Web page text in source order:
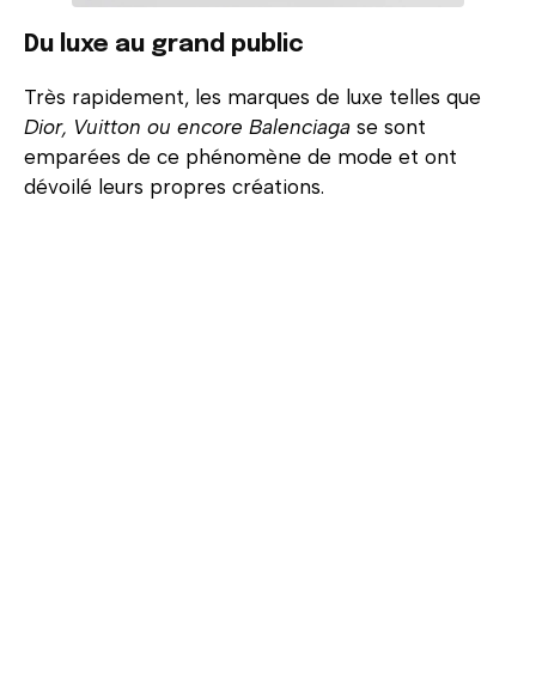
Du luxe au grand public
Très rapidement, les marques de luxe telles que
Dior, Vuitton ou encore Balenciaga se sont
emparées de ce phénomène de mode et ont
dévoilé leurs propres créations.